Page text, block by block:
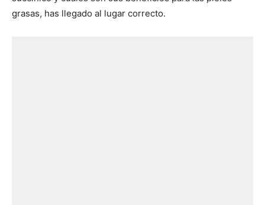
grasas, has llegado al lugar correcto.